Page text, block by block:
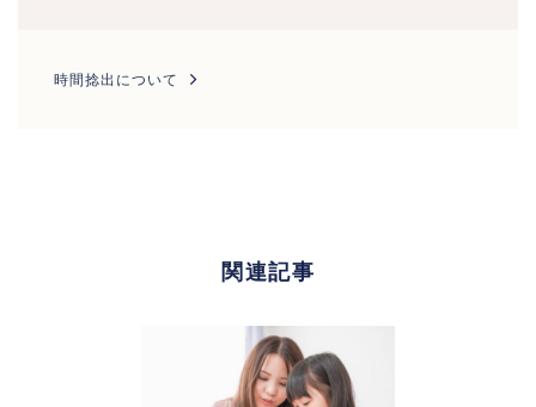
時間捻出について
関連記事